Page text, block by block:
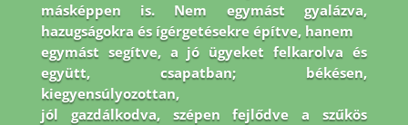
másképpen is. Nem egymást gyalázva,
hazugságokra és ígérgetésekre építve, hanem
egymást segítve, a jó ügyeket felkarolva és
együtt, csapatban; békésen,
kiegyensúlyozottan,
jól gazdálkodva, szépen fejlődve a szűkös